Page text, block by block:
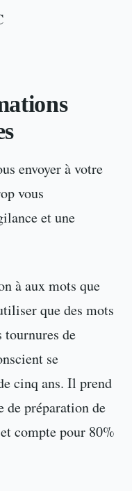
envoyer à votre
vous
et une
à aux mots que
que des mots
de
se
cinq ans. Il prend
de préparation de
compte pour 80%